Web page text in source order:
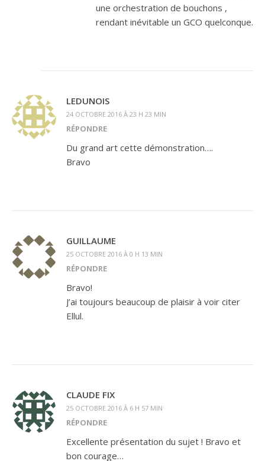
une orchestration de bouchons ,
rendant inévitable un GCO quelconque.
LEDUNOIS
24 OCTOBRE 2016 À 23 H 23 MIN
RÉPONDRE
Du grand art cette démonstration….
Bravo
GUILLAUME
25 OCTOBRE 2016 À 0 H 13 MIN
RÉPONDRE
Bravo!
J’ai toujours beaucoup de plaisir à voir citer
Ellul.
CLAUDE FIX
25 OCTOBRE 2016 À 6 H 57 MIN
RÉPONDRE
Excellente présentation du sujet ! Bravo et
bon courage…